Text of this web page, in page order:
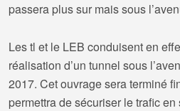
passera plus sur mais sous
Les tl et le LEB conduisent en
réalisation d’un tunnel sous
2017. Cet ouvrage sera terminé
permettra de sécuriser le trafic